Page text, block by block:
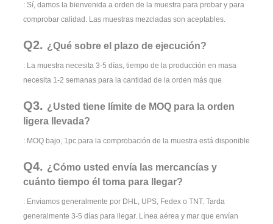
: Sí, damos la bienvenida a orden de la muestra para probar y para
comprobar calidad. Las muestras mezcladas son aceptables.
Q2. ¿Qué sobre el plazo de ejecución?
: La muestra necesita 3-5 días, tiempo de la producción en masa
necesita 1-2 semanas para la cantidad de la orden más que
Q3. ¿Usted tiene límite de MOQ para la orden
ligera llevada?
: MOQ bajo, 1pc para la comprobación de la muestra está disponible
Q4. ¿Cómo usted envía las mercancías y
cuánto tiempo él toma para llegar?
: Enviamos generalmente por DHL, UPS, Fedex o TNT. Tarda
generalmente 3-5 días para llegar. Línea aérea y mar que envían